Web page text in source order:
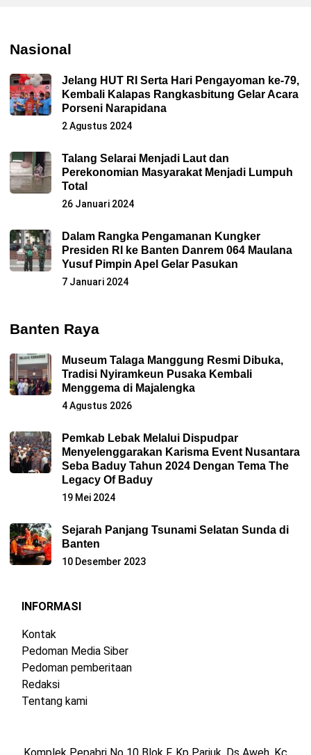
Nasional
Jelang HUT RI Serta Hari Pengayoman ke-79,
Kembali Kalapas Rangkasbitung Gelar Acara
Porseni Narapidana
2 Agustus 2024
Talang Selarai Menjadi Laut dan
Perekonomian Masyarakat Menjadi Lumpuh
Total
26 Januari 2024
Dalam Rangka Pengamanan Kungker
Presiden RI ke Banten Danrem 064 Maulana
Yusuf Pimpin Apel Gelar Pasukan
7 Januari 2024
Banten Raya
Museum Talaga Manggung Resmi Dibuka,
Tradisi Nyiramkeun Pusaka Kembali
Menggema di Majalengka
4 Agustus 2026
Pemkab Lebak Melalui Dispudpar
Menyelenggarakan Karisma Event Nusantara
Seba Baduy Tahun 2024 Dengan Tema The
Legacy Of Baduy
19 Mei 2024
Sejarah Panjang Tsunami Selatan Sunda di
Banten
10 Desember 2023
INFORMASI
Kontak
Pedoman Media Siber
Pedoman pemberitaan
Redaksi
Tentang kami